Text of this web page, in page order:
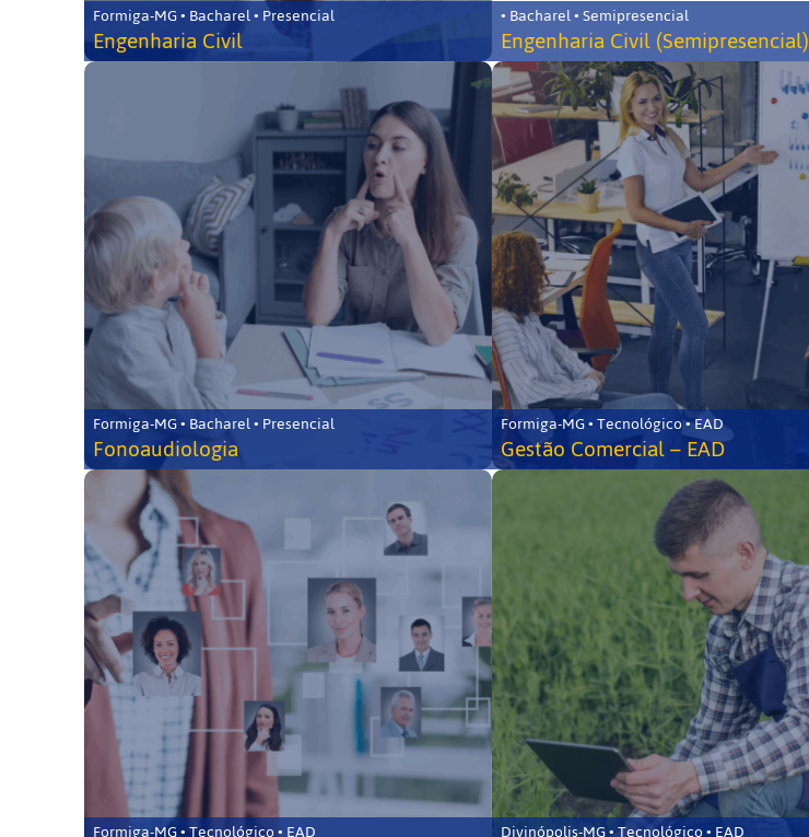
Formiga-MG • Bacharel • Presencial
Engenharia Civil
• Bacharel • Semipresencial
Engenharia Civil (Semipresencial)
Formiga-MG • Bacharel • Presencial
Fonoaudiologia
Formiga-MG • Tecnológico • EAD
Gestão Comercial – EAD